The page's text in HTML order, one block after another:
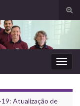
de
Atualização de